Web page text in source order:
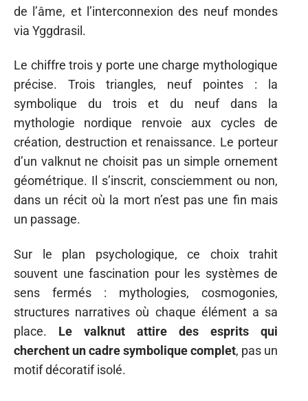
de l’âme, et l’interconnexion des neuf mondes
via Yggdrasil.
Le chiffre trois y porte une charge mythologique
précise. Trois triangles, neuf pointes : la
symbolique du trois et du neuf dans la
mythologie nordique renvoie aux cycles de
création, destruction et renaissance. Le porteur
d’un valknut ne choisit pas un simple ornement
géométrique. Il s’inscrit, consciemment ou non,
dans un récit où la mort n’est pas une fin mais
un passage.
Sur le plan psychologique, ce choix trahit
souvent une fascination pour les systèmes de
sens fermés : mythologies, cosmogonies,
structures narratives où chaque élément a sa
place. Le valknut attire des esprits qui
cherchent un cadre symbolique complet, pas un
motif décoratif isolé.